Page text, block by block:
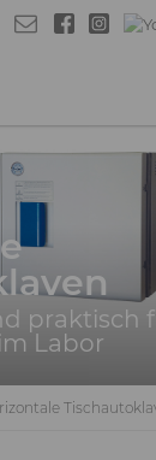
praktisch
Labor